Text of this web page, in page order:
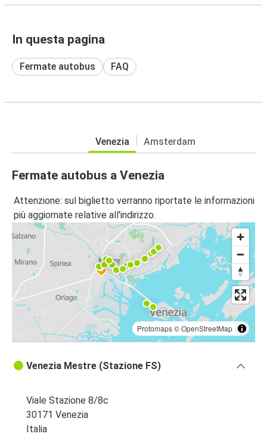
In questa pagina
Fermate autobus FAQ
Venezia Amsterdam
Fermate autobus a Venezia
Attenzione: sul biglietto verranno riportate le informazioni
più aggiornate relative all'indirizzo.
Protomaps©OpenStreetMap
Venezia Mestre (Stazione FS)
Viale Stazione 8/8c
30171 Venezia
Italia